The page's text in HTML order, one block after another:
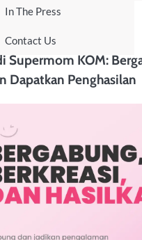
In The Press
Contact Us
Supermom KOM:
Dapatkan Penghasilan